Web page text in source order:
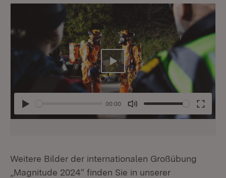
Abspielen
00:00
Mute
Enter
Abspielen
Weitere Bilder der internationalen Großübung
„Magnitude 2024“ finden Sie in unserer